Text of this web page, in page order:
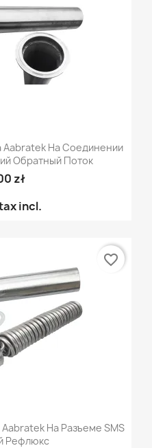
Aabratek На Соединении
Обратный Поток
zł
incl.
На Разъеме SMS
Рефлюкс
favorite_border